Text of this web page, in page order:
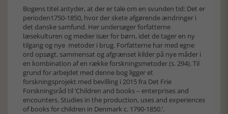
Bogens titel antyder, at der er tale om en svunden tid: Det er
perioden1750-1850, hvor der skete afgørende ændringer i
det danske samfund. Her undersøger forfatterne
læsekulturen og medier især for børn, idet de tager en ny
tilgang og nye metoder i brug. Forfatterne har med egne
ord opsøgt, sammensat og afgrænset kilder på nye måder i
en kombination af en række forskningsmetoder (s. 294). Til
grund for arbejdet med denne bog ligger et
forskningsprojekt med bevilling i 2015 fra Det Frie
Forskningsråd til ’Children and books – enterprises and
encounters. Studies in the production, uses and experiences
of books for children in Denmark c. 1790-1850.’.